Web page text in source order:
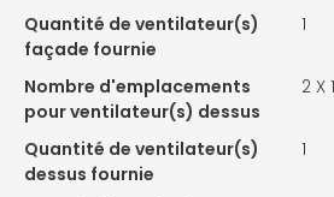
Quantité de ventilateur(s)
façade fournie
1
Nombre d'emplacements
pour ventilateur(s) dessus
2 X
Quantité de ventilateur(s)
dessus fournie
1